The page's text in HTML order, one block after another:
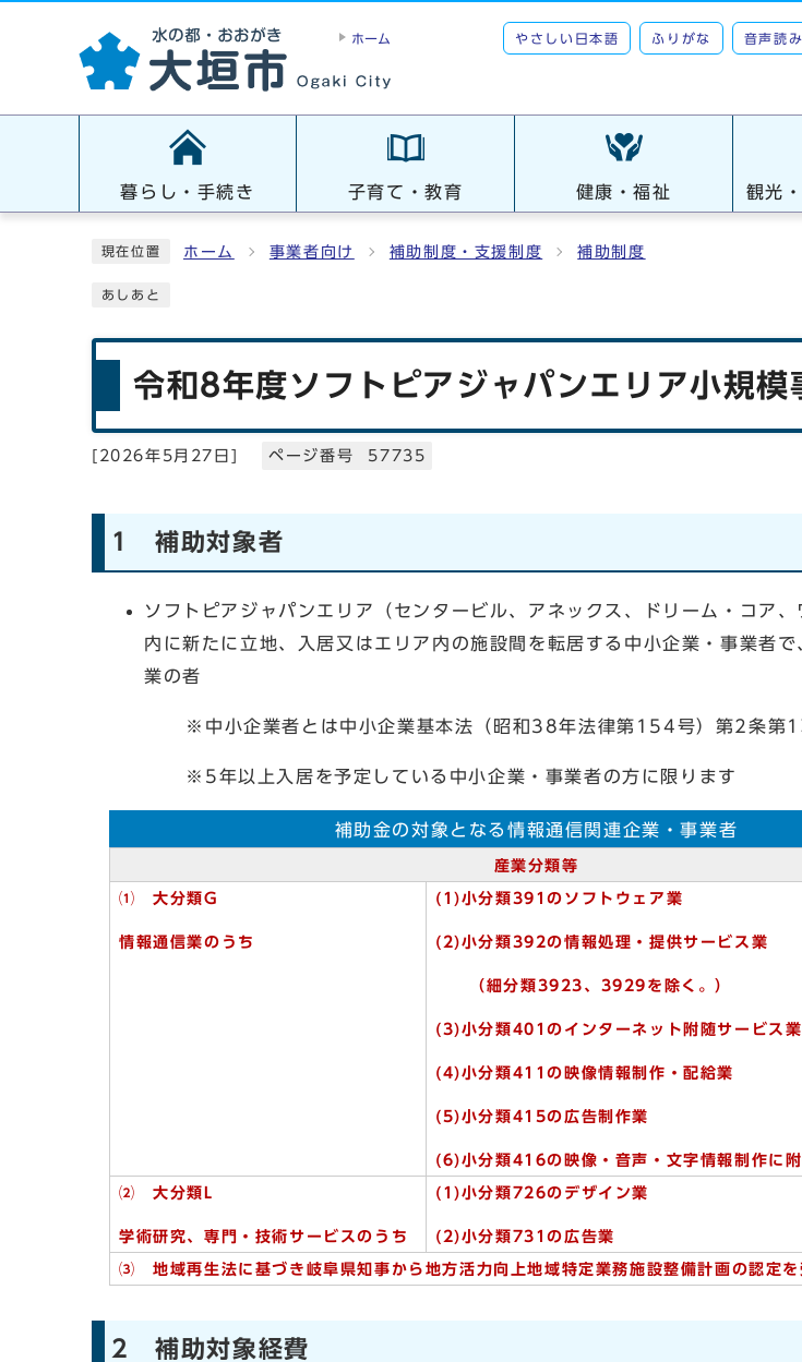
ホーム やさしい日本語 ふりがな 音声読
暮らし・手続き 子育て・教育 健康・福祉 観光
現在位置 ホーム 事業者向け 補助制度・支援制度 補助制度
あしあと
令和8年度ソフトピアジャパンエリア小規
2026年5月27日 ページ番号 57735
1 補助対象者
ソフトピアジャパンエリア（センタービル、アネックス、ドリーム・コア
内に新たに立地、入居又はエリア内の施設間を転居する中小企業・事業者
業の者
※中小企業者とは中小企業基本法（昭和38年法律第154号）第2条第1
※5年以上入居を予定している中小企業・事業者の方に限ります
補助金の対象となる情報通信関連企業・事業者
産業分類等
⑴ 大分類G
情報通信業のうち
(1)小分類391のソフトウェア業
(2)小分類392の情報処理・提供サービス業
（細分類3923、3929を除く。）
(3)小分類401のインターネット附随サービス業
(4)小分類411の映像情報制作・配給業
(5)小分類415の広告制作業
(6)小分類416の映像・音声・文字情報制作に
⑵ 大分類L
学術研究、専門・技術サービスのうち
(1)小分類726のデザイン業
(2)小分類731の広告業
⑶ 地域再生法に基づき岐阜県知事から地方活力向上地域特定業務施設整備計画の認定を
2 補助対象経費